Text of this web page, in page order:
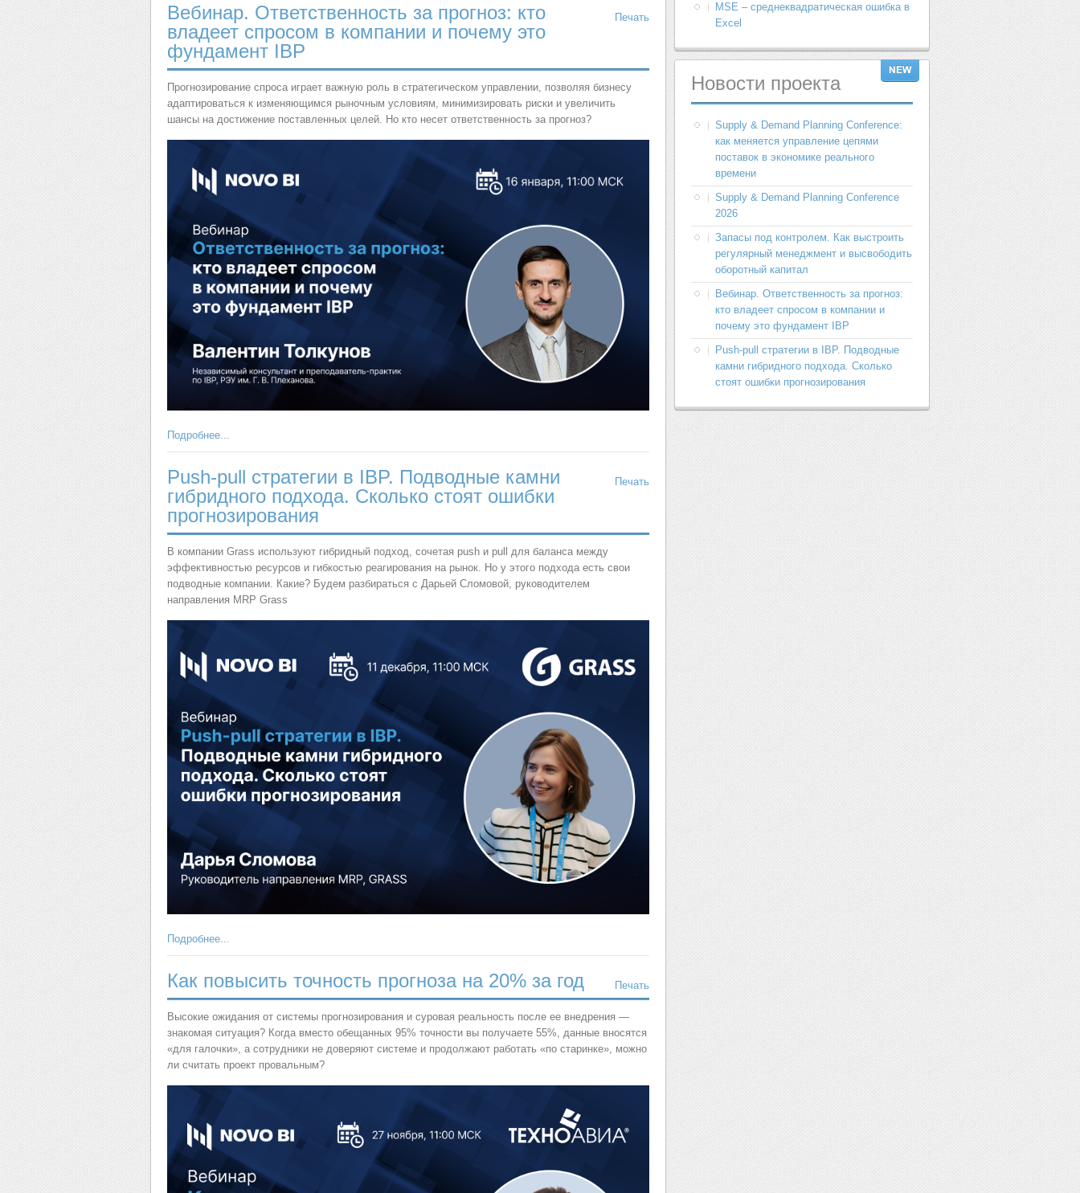
Печать
Вебинар. Ответственность за прогноз: кто
владеет спросом в компании и почему это
фундамент IBP
Прогнозирование спроса играет важную роль в стратегическом управлении, позволяя бизнесу
адаптироваться к изменяющимся рыночным условиям, минимизировать риски и увеличить
шансы на достижение поставленных целей. Но кто несет ответственность за прогноз?
Подробнее...
Печать
Push-pull стратегии в IBP. Подводные камни
гибридного подхода. Сколько стоят ошибки
прогнозирования
В компании Grass используют гибридный подход, сочетая push и pull для баланса между
эффективностью ресурсов и гибкостью реагирования на рынок. Но у этого подхода есть свои
подводные компании. Какие? Будем разбираться с Дарьей Сломовой, руководителем
направления MRP Grass
Подробнее...
Печать
Как повысить точность прогноза на 20% за год
Высокие ожидания от системы прогнозирования и суровая реальность после ее внедрения —
знакомая ситуация? Когда вместо обещанных 95% точности вы получаете 55%, данные вносятся
«для галочки», а сотрудники не доверяют системе и продолжают работать «по старинке», можно
ли считать проект провальным?
MSE – среднеквадратическая ошибка в
Excel
Новости проекта
Supply & Demand Planning Conference:
как меняется управление цепями
поставок в экономике реального
времени
Supply & Demand Planning Conference
2026
Запасы под контролем. Как выстроить
регулярный менеджмент и высвободить
оборотный капитал
Вебинар. Ответственность за прогноз:
кто владеет спросом в компании и
почему это фундамент IBP
Push-pull стратегии в IBP. Подводные
камни гибридного подхода. Сколько
стоят ошибки прогнозирования